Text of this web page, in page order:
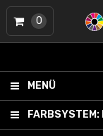
MENÜ
FARBSYSTEM:
0